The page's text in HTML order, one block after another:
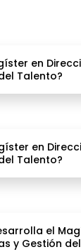
en
Talento?
en
Talento?
el
y Gestión